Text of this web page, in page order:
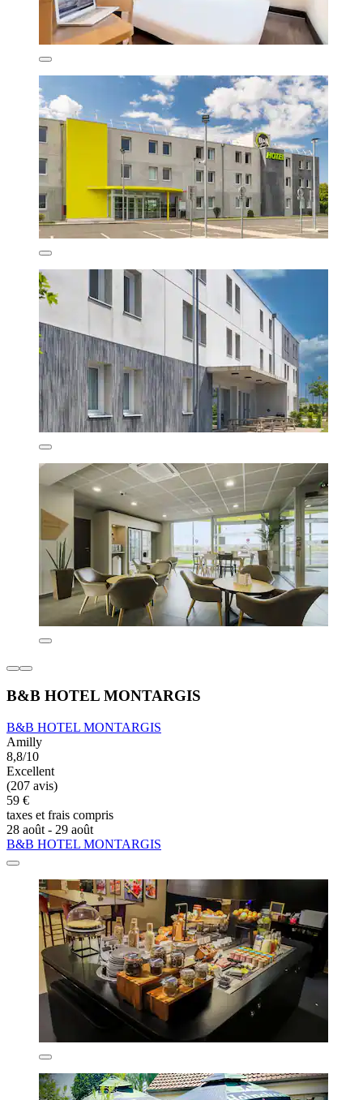
B&B HOTEL MONTARGIS
B&B HOTEL MONTARGIS
Amilly
8,8/10
Excellent
(207 avis)
59 €
taxes et frais compris
28 août - 29 août
B&B HOTEL MONTARGIS